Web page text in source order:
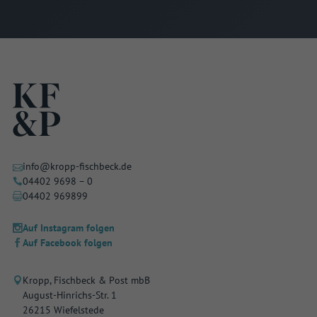
info@kropp-fischbeck.de
04402 9698 – 0
04402 969899
Auf Instagram folgen
Auf Facebook folgen
Kropp, Fischbeck & Post mbB
August-Hinrichs-Str. 1
26215 Wiefelstede